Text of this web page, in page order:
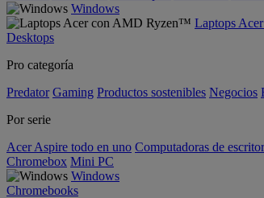
Windows
Laptops
Desktops
Pro categoría
Predator Gaming Productos sostenibles Negocios
Por serie
Acer Aspire todo en uno Computadoras de
Chromebox Mini PC
Windows
Chromebooks